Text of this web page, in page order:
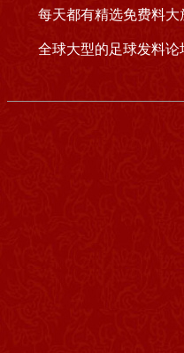
每天都有精选免费料大
全球大型的足球发料论